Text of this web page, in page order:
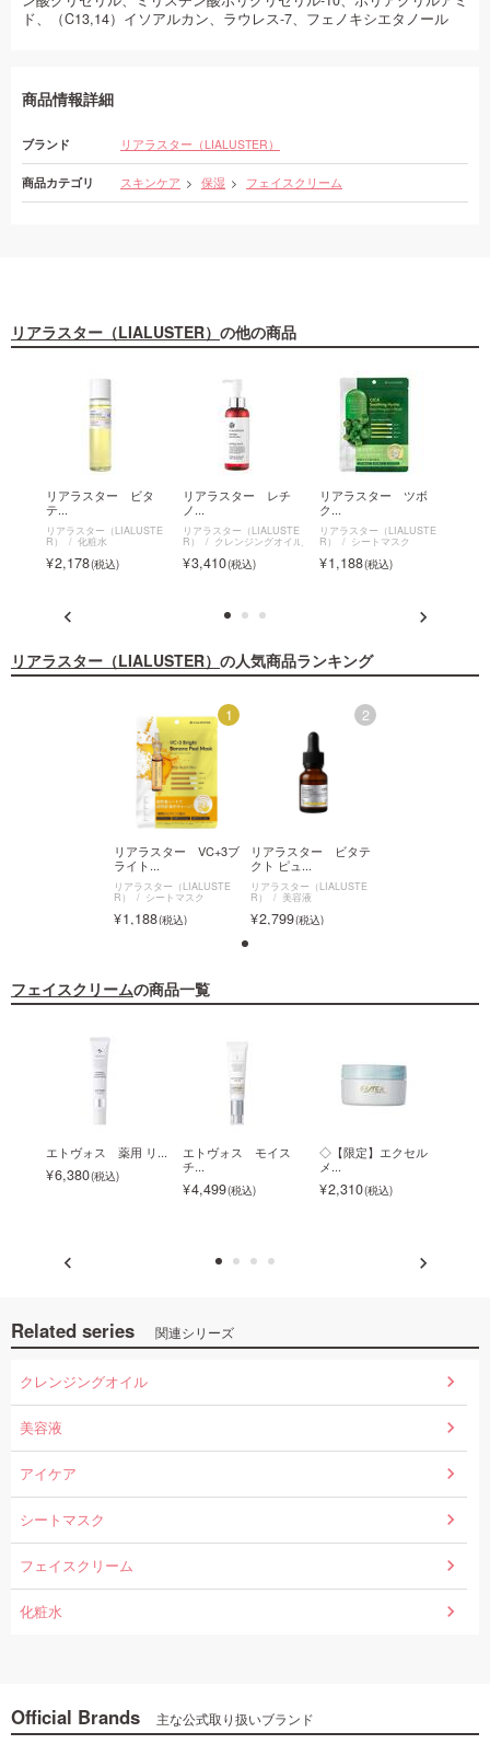
ド、（C13,14）イソアルカン、ラウレス‐7、フェノキシエタノール
商品情報詳細
ブランド リアラスター（LIALUSTER）
商品カテゴリ スキンケア 保湿 フェイスクリーム
リアラスター（LIALUSTER） の他の商品
リアラスター ビタ
テ...
リアラスター（LIALUSTE
R） 化粧水
2,178
リアラスター レチ
ノ...
リアラスター（LIALUSTE
R） クレンジングオイル
3,410
リアラスター ツボ
ク...
リアラスター（LIALUSTE
R） シートマスク
1,188
リアラスター（LIALUSTER） の人気商品ランキング
1
リアラスター VC+3ブ
ライト...
リアラスター（LIALUSTE
R） シートマスク
1,188
2
リアラスター ビタテ
クト ピュ...
リアラスター（LIALUSTE
R） 美容液
2,799
フェイスクリームの商品一覧
エトヴォス 薬用 リ...
6,380
エトヴォス モイス
チ...
4,499
◇【限定】エクセル
メ...
2,310
Related series 関連シリーズ
クレンジングオイル
美容液
アイケア
シートマスク
フェイスクリーム
化粧水
Official Brands 主な公式取り扱いブランド